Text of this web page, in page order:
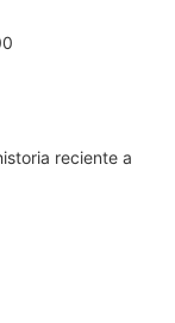
reciente a